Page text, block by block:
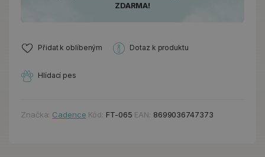
ZDARMA!
Přidat k oblíbeným Dotaz k produktu
Hlídací pes
Značka: Cadence Kód: FT-065 EAN: 8699036747373